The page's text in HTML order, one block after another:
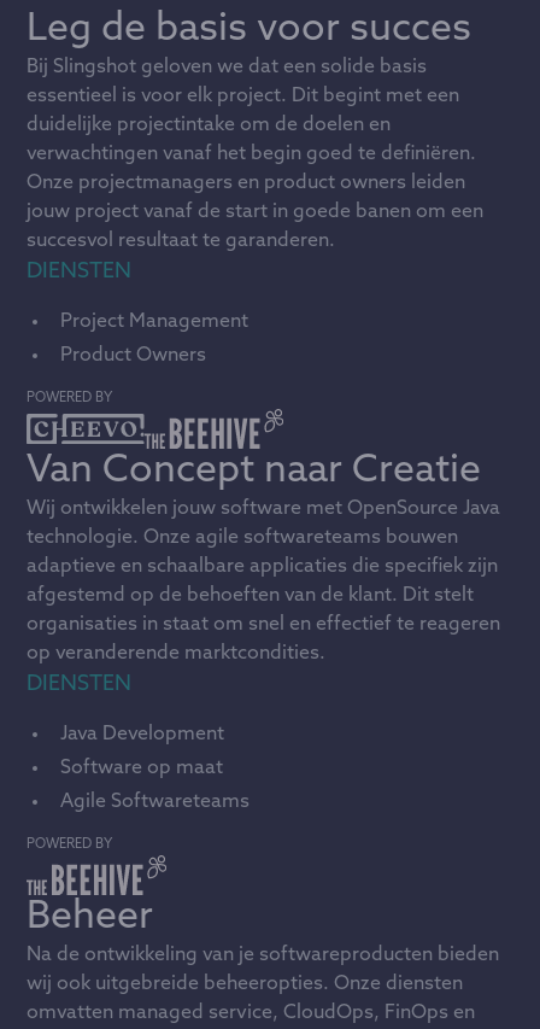
Leg de basis voor succes
Bij Slingshot geloven we dat een solide basis
essentieel is voor elk project. Dit begint met een
duidelijke projectintake om de doelen en
verwachtingen vanaf het begin goed te definiëren.
Onze projectmanagers en product owners leiden
jouw project vanaf de start in goede banen om een
succesvol resultaat te garanderen.
DIENSTEN
Project Management
Product Owners
POWERED BY
Van Concept naar Creatie
Wij ontwikkelen jouw software met OpenSource Java
technologie. Onze agile softwareteams bouwen
adaptieve en schaalbare applicaties die specifiek zijn
afgestemd op de behoeften van de klant. Dit stelt
organisaties in staat om snel en effectief te reageren
op veranderende marktcondities.
DIENSTEN
Java Development
Software op maat
Agile Softwareteams
POWERED BY
Beheer
Na de ontwikkeling van je softwareproducten bieden
wij ook uitgebreide beheeropties. Onze diensten
omvatten managed service, CloudOps, FinOps en